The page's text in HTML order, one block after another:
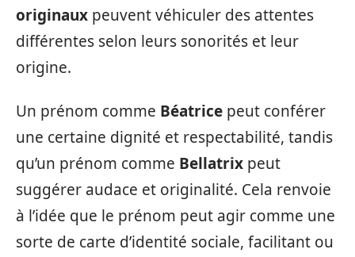
originaux peuvent véhiculer des attentes
différentes selon leurs sonorités et leur
origine.
Un prénom comme Béatrice peut conférer
une certaine dignité et respectabilité, tandis
qu’un prénom comme Bellatrix peut
suggérer audace et originalité. Cela renvoie
à l’idée que le prénom peut agir comme une
sorte de carte d’identité sociale, facilitant ou